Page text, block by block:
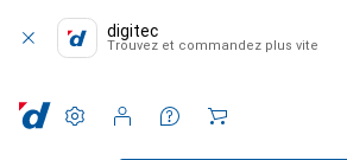
digitec
Trouvez et commandez plus vite
Paramètres
Compte client
Listes de comparaison
Listes d'envies
Panier